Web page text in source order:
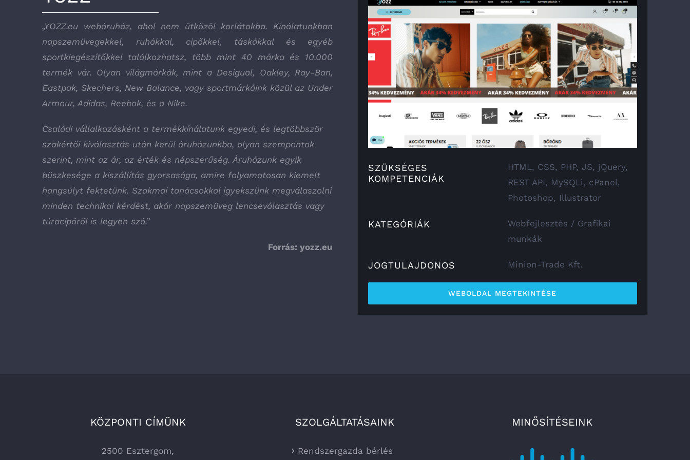
„YOZZ.eu webáruház, ahol nem ütközöl korlátokba. Kínálatunkban
napszemüvegekkel, ruhákkal, cipőkkel, táskákkal és egyéb
sportkiegészítőkkel találkozhatsz, több mint 40 márka és 10.000
termék vár. Olyan világmárkák, mint a Desigual, Oakley, Ray-Ban,
Eastpak, Skechers, New Balance, vagy sportmárkáink közül az Under
Armour, Adidas, Reebok, és a Nike.
Családi vállalkozásként a termékkínálatunk egyedi, és legtöbbször
szakértői kiválasztás után kerül áruházunkba, olyan szempontok
szerint, mint az ár, az érték és népszerűség. Áruházunk egyik
büszkesége a kiszállítás gyorsasága, amire folyamatosan kiemelt
hangsúlyt fektetünk. Szakmai tanácsokkal igyekszünk megválaszolni
minden technikai kérdést, akár napszemüveg lencseválasztás vagy
túracipőről is legyen szó.”
Forrás:yozz.eu
SZÜKSÉGES
KOMPETENCIÁK
HTML, CSS, PHP, JS, jQuery,
REST API, MySQLi, cPanel,
Photoshop, Illustrator
KATEGÓRIÁK
Webfejlesztés / Grafikai
munkák
JOGTULAJDONOS Minion-Trade Kft.
WEBOLDAL MEGTEKINTÉSE
KÖZPONTI CÍMÜNK
2500 Esztergom,
SZOLGÁLTATÁSAINK
Rendszergazda bérlés
MINŐSÍTÉSEINK